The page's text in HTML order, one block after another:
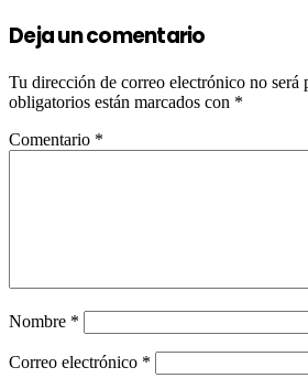
Deja un comentario
Tu dirección de correo electrónico no será
obligatorios están marcados con *
Comentario *
Nombre *
Correo electrónico *